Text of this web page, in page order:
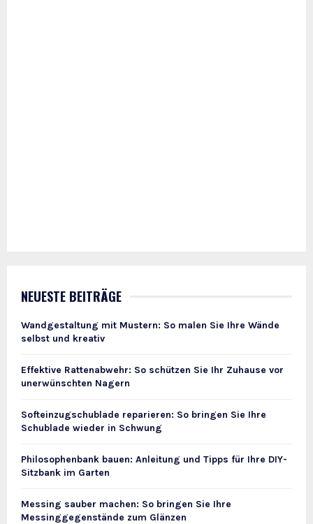
NEUESTE BEITRÄGE
Wandgestaltung mit Mustern: So malen Sie Ihre Wände
selbst und kreativ
Effektive Rattenabwehr: So schützen Sie Ihr Zuhause vor
unerwünschten Nagern
Softeinzugschublade reparieren: So bringen Sie Ihre
Schublade wieder in Schwung
Philosophenbank bauen: Anleitung und Tipps für Ihre DIY-
Sitzbank im Garten
Messing sauber machen: So bringen Sie Ihre
Messinggegenstände zum Glänzen